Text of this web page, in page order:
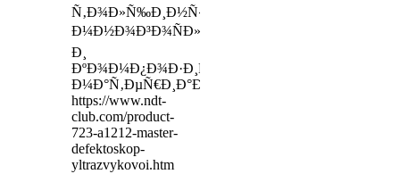
Ñ‚Ð¾Ð»Ñ‰Ð¸Ð½Ñ‹
Ð¼Ð½Ð¾Ð³Ð¾ÑÐ»Ð¾Ð¹Ð½Ñ‹Ñ…
Ð¸
ÐºÐ¾Ð¼Ð¿Ð¾Ð·Ð¸Ñ‚Ð½Ñ‹Ñ…
Ð¼Ð°Ñ‚ÐµÑ€Ð¸Ð°Ð»Ð¾Ð²
https://www.ndt-
club.com/product-
723-a1212-master-
defektoskop-
yltrazvykovoi.htm